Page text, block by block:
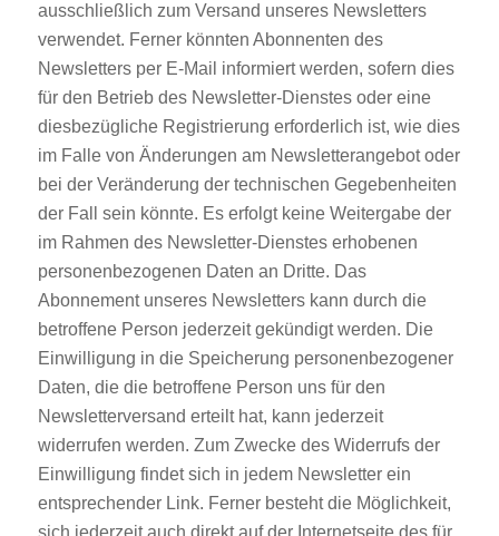
ausschließlich zum Versand unseres Newsletters
verwendet. Ferner könnten Abonnenten des
Newsletters per E-Mail informiert werden, sofern dies
für den Betrieb des Newsletter-Dienstes oder eine
diesbezügliche Registrierung erforderlich ist, wie dies
im Falle von Änderungen am Newsletterangebot oder
bei der Veränderung der technischen Gegebenheiten
der Fall sein könnte. Es erfolgt keine Weitergabe der
im Rahmen des Newsletter-Dienstes erhobenen
personenbezogenen Daten an Dritte. Das
Abonnement unseres Newsletters kann durch die
betroffene Person jederzeit gekündigt werden. Die
Einwilligung in die Speicherung personenbezogener
Daten, die die betroffene Person uns für den
Newsletterversand erteilt hat, kann jederzeit
widerrufen werden. Zum Zwecke des Widerrufs der
Einwilligung findet sich in jedem Newsletter ein
entsprechender Link. Ferner besteht die Möglichkeit,
sich jederzeit auch direkt auf der Internetseite des für